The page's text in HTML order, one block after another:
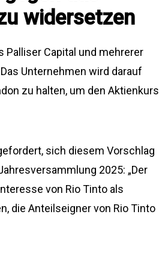
widersetzen
Capital und mehrerer
Unternehmen wird darauf
zu halten, um den Aktienkurs
sich diesem Vorschlag
2025: „Der
von Rio Tinto als
die Anteilseigner von Rio Tinto